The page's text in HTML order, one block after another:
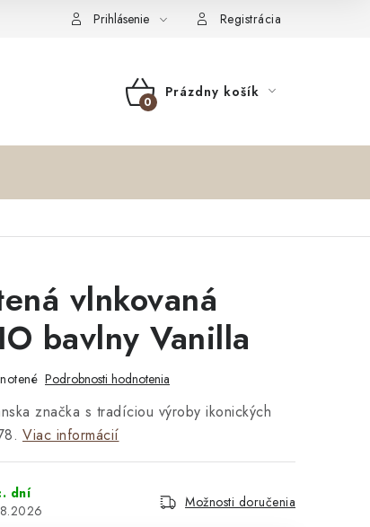
o cookies Formulár na odstúpenie od zmluvy
Prihlásenie Registrácia
NÁKUPNÝ
Prázdny košík
vlnkovaná
bavlny Vanilla
Podrobnosti hodnotenia
značka s tradíciou výroby ikonických
Viac informácií
dní
Možnosti doručenia